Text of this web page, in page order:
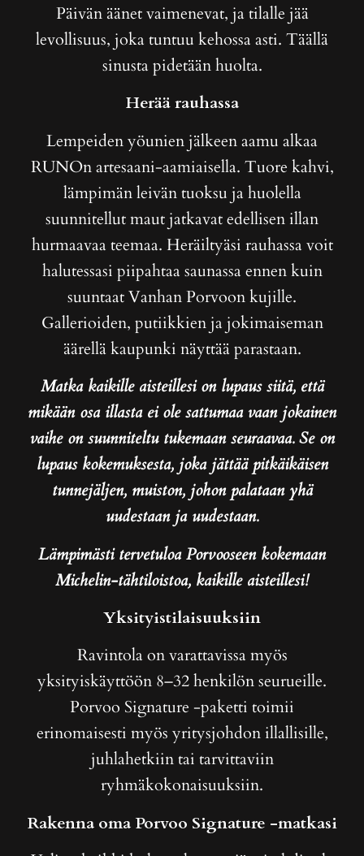
Päivän äänet vaimenevat, ja tilalle jää
levollisuus, joka tuntuu kehossa asti. Täällä
sinusta pidetään huolta.
Herää rauhassa
Lempeiden yöunien jälkeen aamu alkaa
RUNOn artesaani-aamiaisella. Tuore kahvi,
lämpimän leivän tuoksu ja huolella
suunnitellut maut jatkavat edellisen illan
hurmaavaa teemaa. Heräiltyäsi rauhassa voit
halutessasi piipahtaa saunassa ennen kuin
suuntaat Vanhan Porvoon kujille.
Gallerioiden, putiikkien ja jokimaiseman
äärellä kaupunki näyttää parastaan.
Matka kaikille aisteillesi on lupaus siitä, että
mikään osa illasta ei ole sattumaa vaan jokainen
vaihe on suunniteltu tukemaan seuraavaa. Se on
lupaus kokemuksesta, joka jättää pitkäikäisen
tunnejäljen, muiston, johon palataan yhä
uudestaan ja uudestaan.
Lämpimästi tervetuloa Porvooseen kokemaan
Michelin-tähtiloistoa, kaikille aisteillesi!
Yksityistilaisuuksiin
Ravintola on varattavissa myös
yksityiskäyttöön 8–32 henkilön seurueille.
Porvoo Signature -paketti toimii
erinomaisesti myös yritysjohdon illallisille,
juhlahetkiin tai tarvittaviin
ryhmäkokonaisuuksiin.
Rakenna oma Porvoo Signature -matkasi